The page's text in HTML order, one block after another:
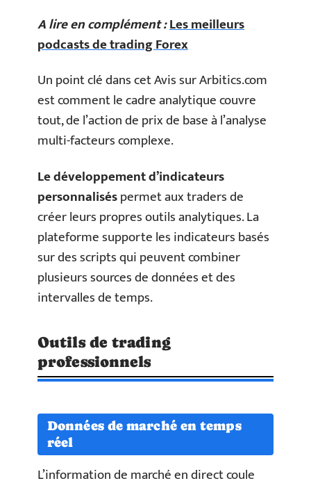
A lire en complément :Les meilleurs
podcasts de trading Forex
Un point clé dans cet Avis sur Arbitics.com
est comment le cadre analytique couvre
tout, de l’action de prix de base à l’analyse
multi-facteurs complexe.
Le développement d’indicateurs
personnaliséspermet aux traders de
créer leurs propres outils analytiques. La
plateforme supporte les indicateurs basés
sur des scripts qui peuvent combiner
plusieurs sources de données et des
intervalles de temps.
Outils de trading
professionnels
Données de marché en temps
réel
L’information de marché en direct coule